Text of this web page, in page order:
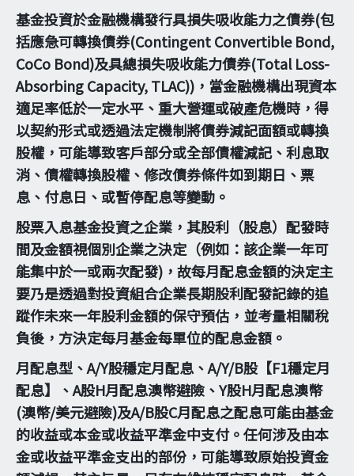
基金投資於金融機構發行具損失吸收能力之債券(包
括應急可轉換債券(Contingent Convertible Bond,
CoCo Bond)及具總損失吸收能力債券(Total Loss-
Absorbing Capacity, TLAC))，當金融機構出現資本
適足率低於一定水平、重大營運或破產危機時，得
以契約形式或透過法定機制將債券減記面額或轉換
股權，可能導致客戶部分或全部債權減記、利息取
消、債權轉換股權、修改債券條件如到期日、票
息、付息日、或暫停配息等變動。
股票入息基金投資之企業，其股利（股息）配發時
間及金額視個別企業之決定（例如：該企業一年可
能集中於一或兩次配發)，故每月配息金額的決定主
要乃是透過對投資組合企業長期股利配發記錄的追
蹤作未來一年股利金額的保守預估，並考量相關稅
負後，方決定每月基金每單位的配息金額。
月配息型、A/Y股穩定月配息、A/Y/B股【F1穩定月
配息】、A股H月配息澳幣避險、Y股H月配息澳幣
(澳幣/美元避險)及A/B股C月配息之配息可能由基金
的收益或本金或收益平準金中支付。任何涉及由本
金或收益平準金支出的部份，可能導致原始投資金